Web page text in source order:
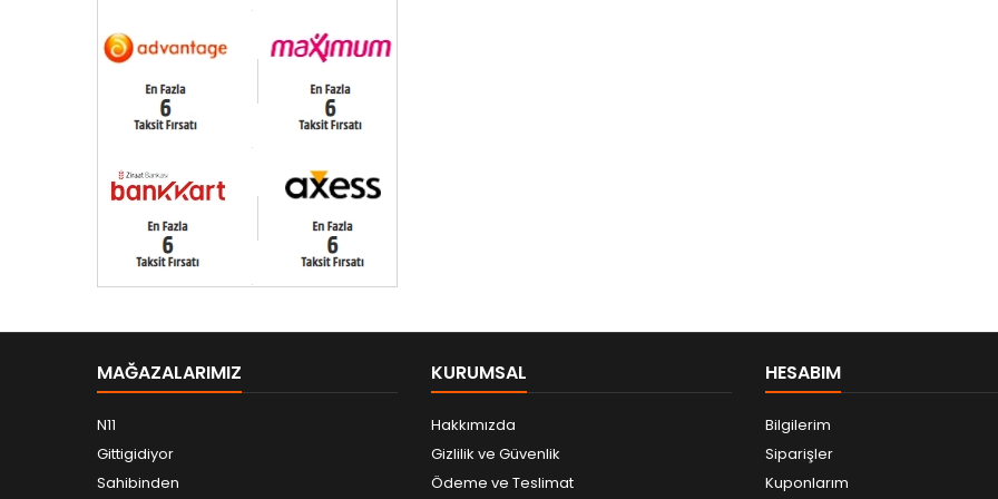
MAĞAZALARIMIZ
N11
Gittigidiyor
Sahibinden
KURUMSAL
Hakkımızda
Gizlilik ve Güvenlik
Ödeme ve Teslimat
HESABIM
Bilgilerim
Siparişler
Kuponlarım